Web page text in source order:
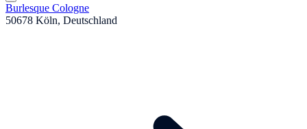
Burlesque Cologne
50678 Köln, Deutschland